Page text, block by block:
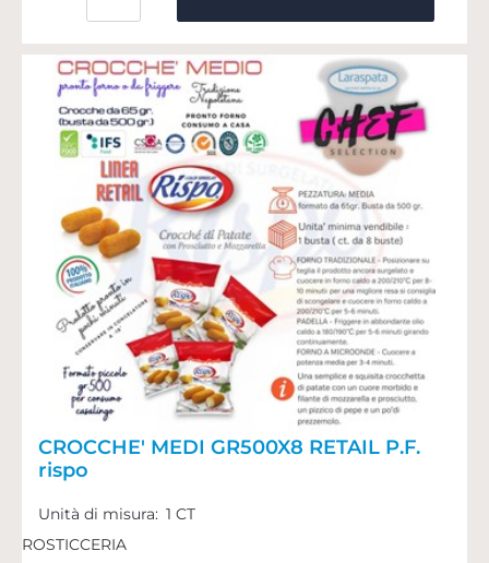
CROCCHE' MEDI GR500X8 RETAIL P.F.
rispo
Unità di misura: 1 CT
ROSTICCERIA